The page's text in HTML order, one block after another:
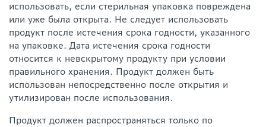
использовать, если стерильная упаковка повреждена
или уже была открыта. Не следует использовать
продукт после истечения срока годности, указанного
на упаковке. Дата истечения срока годности
относится к невскрытому продукту при условии
правильного хранения. Продукт должен быть
использован непосредственно после открытия и
утилизирован после использования.
Продукт должен распространяться только по